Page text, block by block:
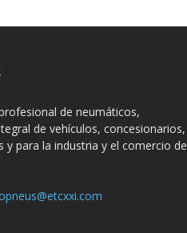
de neumáticos,
de vehículos, concesionarios,
y para la industria y el comercio de